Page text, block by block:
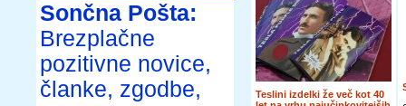
Sončna Pošta:
Brezplačne
pozitivne novice,
članke, zgodbe,
Teslini izdelki že več kot 40